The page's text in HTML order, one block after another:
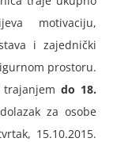
motivaciju,
i zajednički
prostoru.
do 18.
za osobe
15.10.2015.